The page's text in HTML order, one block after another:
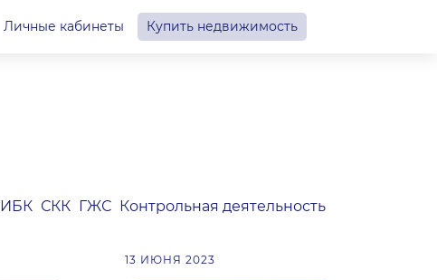
Личные кабинеты Купить недвижимость
ИБК СКК ГЖС Контрольная деятельность
13 ИЮНЯ 2023